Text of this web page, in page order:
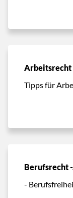
Arbeitsrecht
Tipps für
Berufsrecht
-